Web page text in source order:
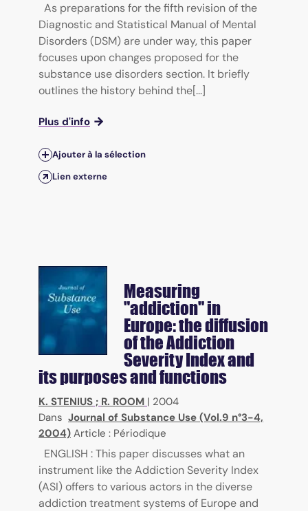
As preparations for the fifth revision of the
Diagnostic and Statistical Manual of Mental
Disorders (DSM) are under way, this paper
focuses upon changes proposed for the
substance use disorders section. It briefly
outlines the history behind the[...]
Plus d'info
Ajouter à la sélection
Lien externe
Measuring
"addiction" in
Europe: the diffusion
of the Addiction
Severity Index and
its purposes and functions
K. STENIUS ; R. ROOM | 2004
Dans Journal of Substance Use (Vol.9 n°3-4,
2004) Article : Périodique
ENGLISH : This paper discusses what an
instrument like the Addiction Severity Index
(ASI) offers to various actors in the diverse
addiction treatment systems of Europe and